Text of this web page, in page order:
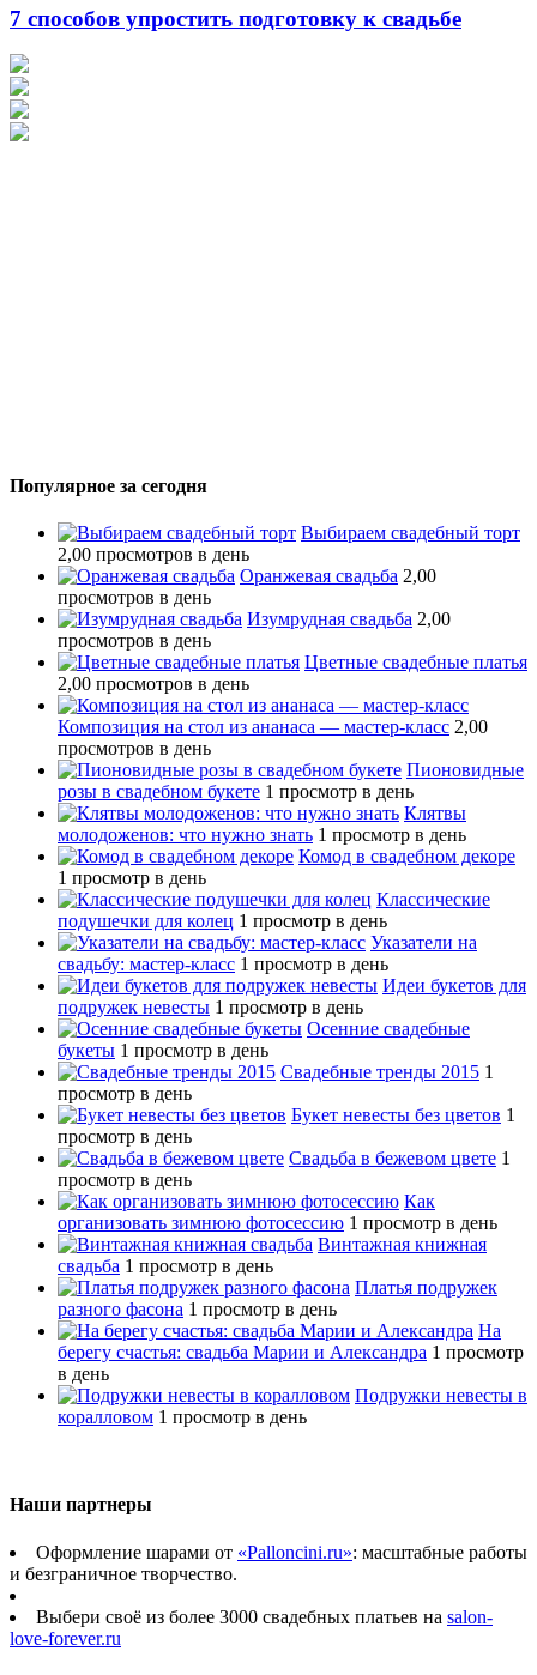
7 способов упростить подготовку к свадьбе
Популярное за сегодня
Выбираем свадебный торт
2,00 просмотров в день
Оранжевая свадьба 2,00
просмотров в день
Изумрудная свадьба 2,00
просмотров в день
Цветные свадебные платья
2,00 просмотров в день
Композиция на стол из ананаса — мастер-класс 2,00
просмотров в день
Пионовидные
розы в свадебном букете 1 просмотр в день
Клятвы
молодоженов: что нужно знать 1 просмотр в день
Комод в свадебном декоре
1 просмотр в день
Классические
подушечки для колец 1 просмотр в день
Указатели на
свадьбу: мастер-класс 1 просмотр в день
Идеи букетов для
подружек невесты 1 просмотр в день
Осенние свадебные
букеты 1 просмотр в день
Свадебные тренды 2015 1
просмотр в день
Букет невесты без цветов 1
просмотр в день
Свадьба в бежевом цвете 1
просмотр в день
Как
организовать зимнюю фотосессию 1 просмотр в день
Винтажная книжная
свадьба 1 просмотр в день
Платья подружек
разного фасона 1 просмотр в день
На
берегу счастья: свадьба Марии и Александра 1 просмотр
в день
Подружки невесты в
коралловом 1 просмотр в день
Наши партнеры
Оформление шарами от «Palloncini.ru»: масштабные работы
и безграничное творчество.
Выбери своё из более 3000 свадебных платьев на salon-
love-forever.ru